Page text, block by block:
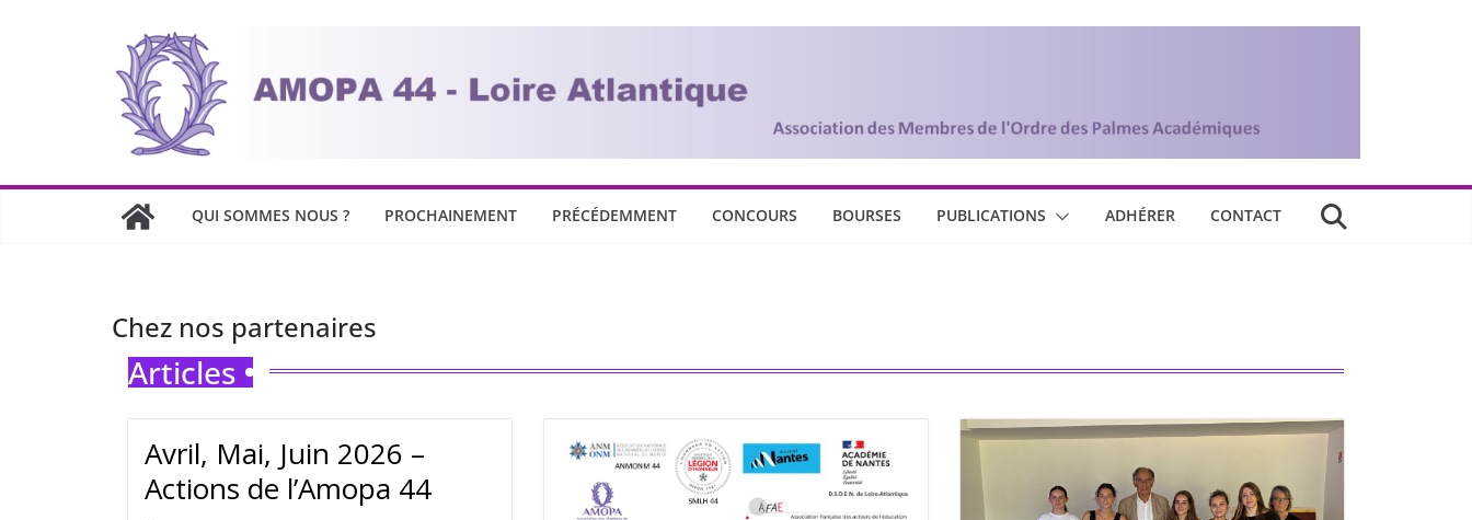
QUI SOMMES NOUS ? PROCHAINEMENT PRÉCÉDEMMENT CONCOURS BOURSES PUBLICATIONS ADHÉRER CONTACT
Chez nos partenaires
Articles
Avril, Mai, Juin 2026 –
Actions de l’Amopa 44